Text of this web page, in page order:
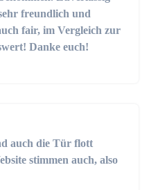
freundlich und
fair, im Vergleich zur
Danke euch!
auch die Tür flott
stimmen auch, also